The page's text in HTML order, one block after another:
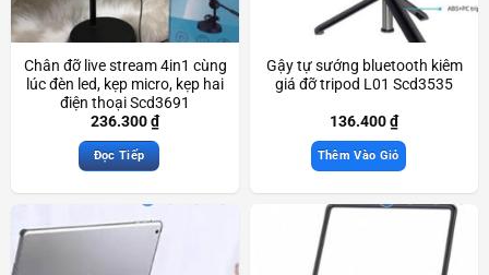
Chân đỡ live stream 4in1 cùng
lúc đèn led, kẹp micro, kẹp hai
điện thoại Scd3691
236.300₫
Đọc Tiếp
Gậy tự sướng bluetooth kiêm
giá đỡ tripod L01 Scd3535
136.400₫
Thêm Vào Giỏ